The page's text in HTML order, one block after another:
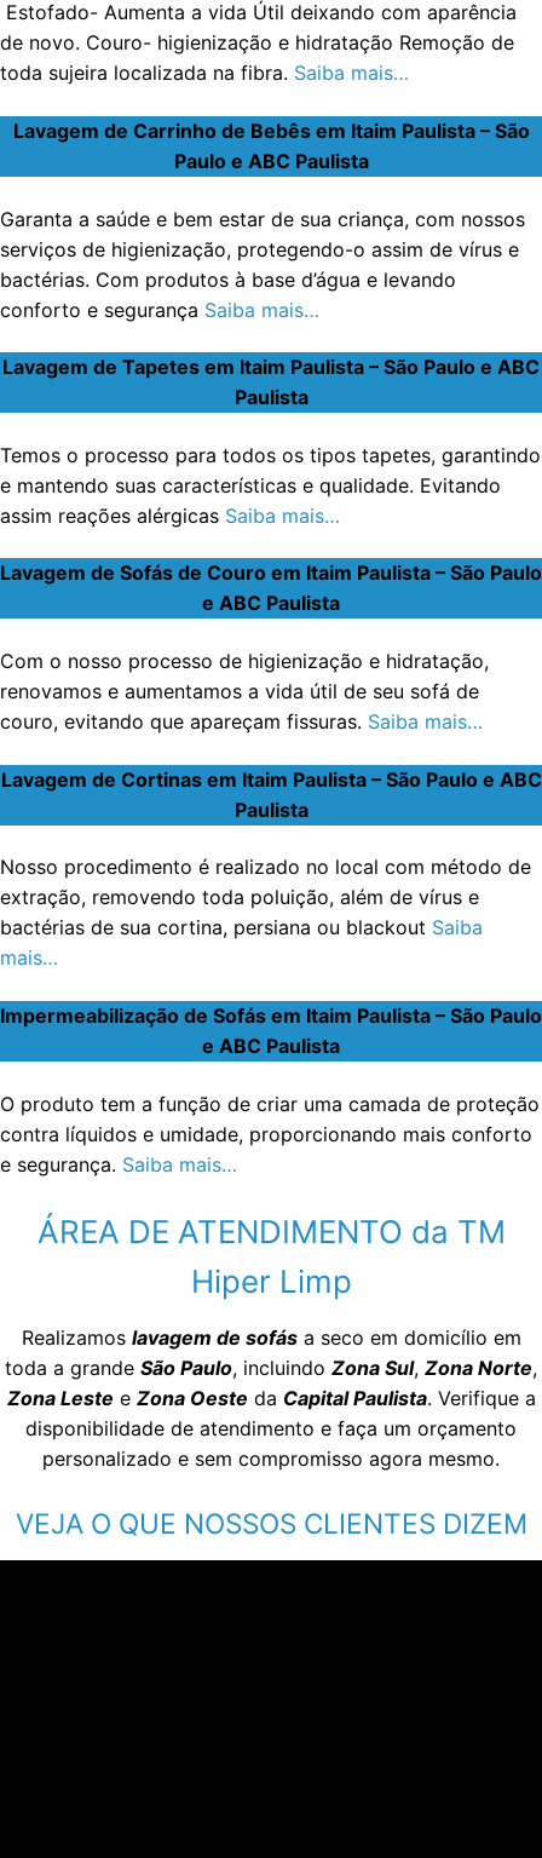
Estofado- Aumenta a vida Útil deixando com aparência
de novo. Couro- higienização e hidratação Remoção de
toda sujeira localizada na fibra. Saiba mais…
Lavagem de Carrinho de Bebês em Itaim Paulista – São
Paulo e ABC Paulista
Garanta a saúde e bem estar de sua criança, com nossos
serviços de higienização, protegendo-o assim de vírus e
bactérias. Com produtos à base d’água e levando
conforto e segurança Saiba mais…
Lavagem de Tapetes em Itaim Paulista – São Paulo e ABC
Paulista
Temos o processo para todos os tipos tapetes, garantindo
e mantendo suas características e qualidade. Evitando
assim reações alérgicas Saiba mais…
Lavagem de Sofás de Couro em Itaim Paulista – São Paulo
e ABC Paulista
Com o nosso processo de higienização e hidratação,
renovamos e aumentamos a vida útil de seu sofá de
couro, evitando que apareçam fissuras. Saiba mais…
Lavagem de Cortinas em Itaim Paulista – São Paulo e ABC
Paulista
Nosso procedimento é realizado no local com método de
extração, removendo toda poluição, além de vírus e
bactérias de sua cortina, persiana ou blackout Saiba
mais…
Impermeabilização de Sofás em Itaim Paulista – São Paulo
e ABC Paulista
O produto tem a função de criar uma camada de proteção
contra líquidos e umidade, proporcionando mais conforto
e segurança. Saiba mais…
ÁREA DE ATENDIMENTO da TM
Hiper Limp
Realizamos lavagem de sofása seco em domicílio em
toda a grande São Paulo, incluindo Zona Sul, Zona Norte,
Zona Leste e Zona Oeste da Capital Paulista. Verifique a
disponibilidade de atendimento e faça um orçamento
personalizado e sem compromisso agora mesmo.
VEJA O QUE NOSSOS CLIENTES DIZEM